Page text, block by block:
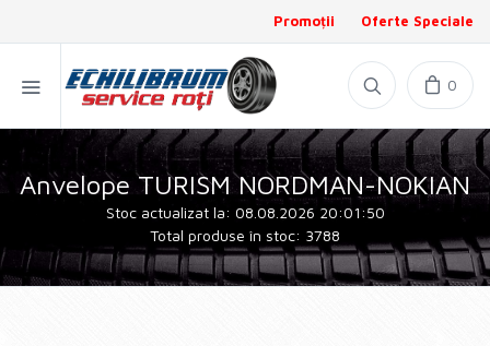
Promoții Oferte Speciale
0
Anvelope TURISM NORDMAN-NOKIAN
Stoc actualizat la: 08.08.2026 20:01:50
Total produse în stoc: 3788